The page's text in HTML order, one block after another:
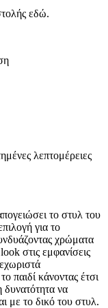
εδώ.
λεπτομέρειες
το στυλ του
για το
χρώματα
στις εμφανίσεις
παιδί κάνοντας έτσι
δυνατότητα να
με το δικό του στυλ.